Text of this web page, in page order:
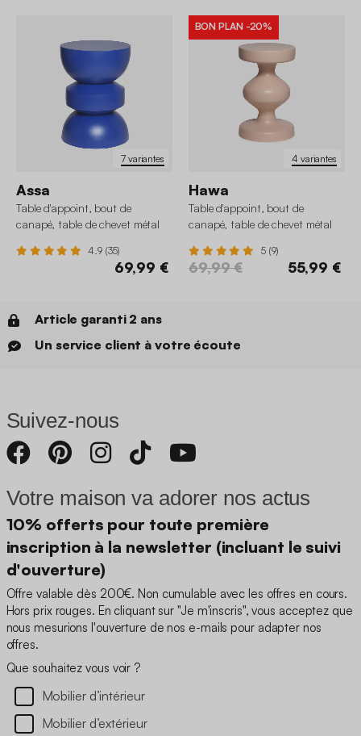
7 variantes
Assa
Table d'appoint, bout de
canapé, table de chevet métal
4.9 (35)
69,99 €
4 variantes
BON PLAN -20%
Hawa
Table d'appoint, bout de
canapé, table de chevet métal
5 (9)
69,99 € 55,99 €
Article garanti 2 ans
Un service client à votre écoute
Suivez-nous
Votre maison va adorer nos actus
10% offerts pour toute première
inscription à la newsletter (incluant le suivi
d'ouverture)
Offre valable dès 200€. Non cumulable avec les offres en cours.
Hors prix rouges. En cliquant sur "Je m'inscris", vous acceptez que
nous mesurions l'ouverture de nos e-mails pour adapter nos
offres.
Que souhaitez vous voir ?
Mobilier d’intérieur
Mobilier d’extérieur